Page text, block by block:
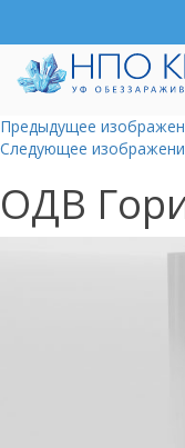
Предыдущее
Следующее
ОДВ